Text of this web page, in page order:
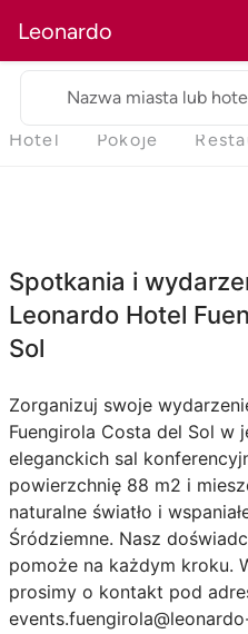
Leonardo
Nazwa miasta lub
Hotel Pokoje
Spotkania i
Leonardo Hotel
Sol
Zorganizuj swoje
Fuengirola Costa del Sol w
eleganckich sal
powierzchnię 88 m2 i
naturalne światło i
Śródziemne. Nasz
pomoże na każdym kroku.
prosimy o kontakt pod